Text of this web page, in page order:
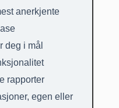
anerkjente
deg i mål
rapporter
egen eller